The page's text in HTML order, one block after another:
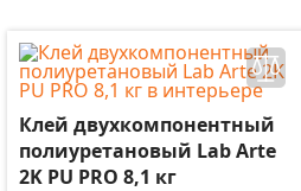
Клей двухкомпонентный
полиуретановый Lab Arte
2K PU PRO 8,1 кг